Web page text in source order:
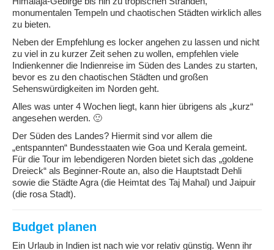
monumentalen Tempeln und chaotischen Städten wirklich alles
zu bieten.
Neben der Empfehlung es locker angehen zu lassen und nicht
zu viel in zu kurzer Zeit sehen zu wollen, empfehlen viele
Indienkenner die Indienreise im Süden des Landes zu starten,
bevor es zu den chaotischen Städten und großen
Sehenswürdigkeiten im Norden geht.
Alles was unter 4 Wochen liegt, kann hier übrigens als „kurz“
angesehen werden. 🙂
Der Süden des Landes? Hiermit sind vor allem die
„entspannten“ Bundesstaaten wie Goa und Kerala gemeint.
Für die Tour im lebendigeren Norden bietet sich das „goldene
Dreieck“ als Beginner-Route an, also die Hauptstadt Dehli
sowie die Städte Agra (die Heimtat des Taj Mahal) und Jaipuir
(die rosa Stadt).
Budget planen
Ein Urlaub in Indien ist nach wie vor relativ günstig. Wenn ihr